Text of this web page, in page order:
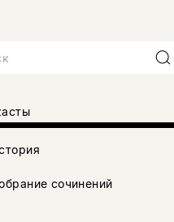
сочинений